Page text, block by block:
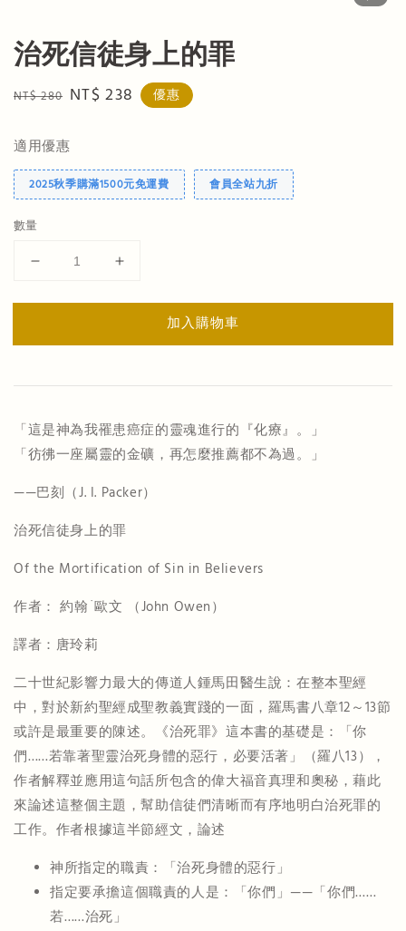
治死信徒身上的罪
Regular
NT$ 280 Sale
NT$ 238 優惠
適用優惠
2025秋季購滿1500元免運費 會員全站九折
數量
加入購物車
「這是神為我罹患癌症的靈魂進行的『化療』。」
「彷彿一座屬靈的金礦，再怎麼推薦都不為過。」
——巴刻（J. I. Packer）
治死信徒身上的罪
Of the Mortification of Sin in Believers
作者：約翰˙歐文 （John Owen）
譯者：唐玲莉
二十世紀影響力最大的傳道人鍾馬田醫生說：在整本聖經
中，對於新約聖經成聖教義實踐的一面，羅馬書八章12～13節
或許是最重要的陳述。《治死罪》這本書的基礎是：「你
們……若靠著聖靈治死身體的惡行，必要活著」（羅八13），
作者解釋並應用這句話所包含的偉大福音真理和奧秘，藉此
來論述這整個主題，幫助信徒們清晰而有序地明白治死罪的
工作。作者根據這半節經文，論述
神所指定的職責：「治死身體的惡行」
指定要承擔這個職責的人是：「你們」——「你們……
若……治死」